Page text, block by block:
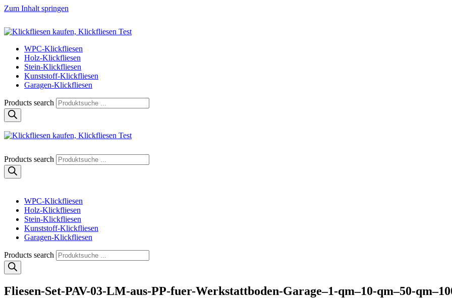
Zum Inhalt springen
Klickfliese | klick-klick-fertig
Klickfliesen online kaufen
WPC-Klickfliesen
Holz-Klickfliesen
Stein-Klickfliesen
Kunststoff-Klickfliesen
Garagen-Klickfliesen
Products search
Klickfliese | klick-klick-fertig
Klickfliesen online kaufen
Products search
WPC-Klickfliesen
Holz-Klickfliesen
Stein-Klickfliesen
Kunststoff-Klickfliesen
Garagen-Klickfliesen
Products search
Fliesen-Set-PAV-03-LM-aus-PP-fuer-Werkstattboden-Garage–1-qm–10-qm–50-